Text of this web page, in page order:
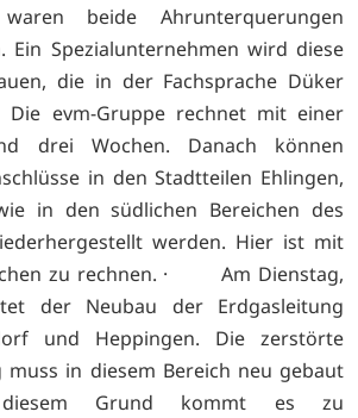
beide Ahrunterquerungen
Ein Spezialunternehmen wird diese
die in der Fachsprache Düker
Die evm-Gruppe rechnet mit einer
drei Wochen. Danach können
in den Stadtteilen Ehlingen,
in den südlichen Bereichen des
werden. Hier ist mit
zu rechnen. · Am Dienstag,
der Neubau der Erdgasleitung
und Heppingen. Die zerstörte
muss in diesem Bereich neu gebaut
Grund kommt es zu